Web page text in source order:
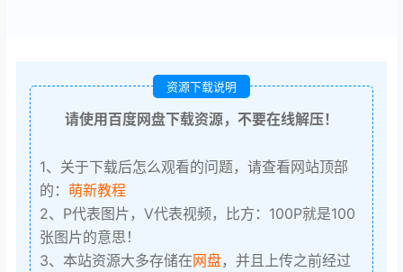
资源下载说明
请使用百度网盘下载资源，不要在线解压！
1、关于下载后怎么观看的问题，请查看网站顶部
的： 萌新教程
2、P代表图片，V代表视频，比方：100P就是100
张图片的意思！
3、本站资源大多存储在网盘，并且上传之前经过